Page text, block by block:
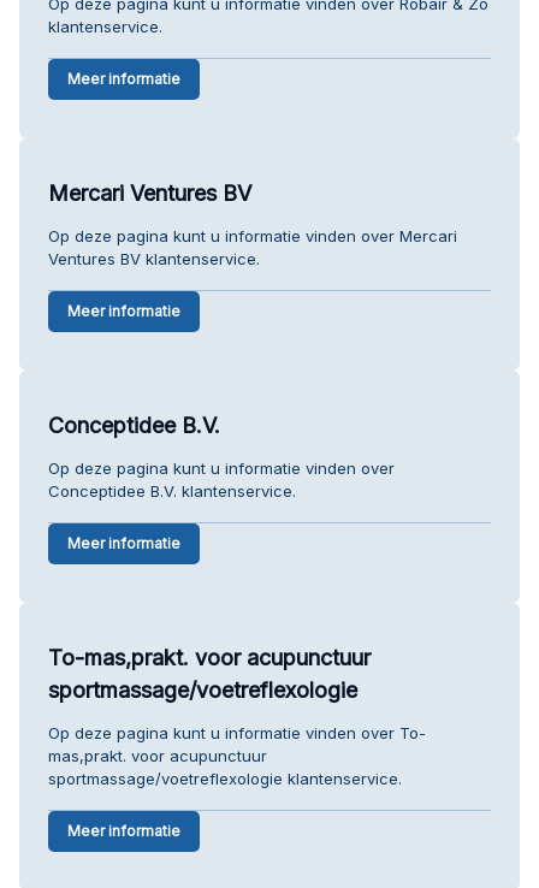
klantenservice.
Meer informatie
Mercari Ventures BV
Op deze pagina kunt u informatie vinden over Mercari
Ventures BV klantenservice.
Meer informatie
Conceptidee B.V.
Op deze pagina kunt u informatie vinden over
Conceptidee B.V. klantenservice.
Meer informatie
To-mas,prakt. voor acupunctuur
sportmassage/voetreflexologie
Op deze pagina kunt u informatie vinden over To-
mas,prakt. voor acupunctuur
sportmassage/voetreflexologie klantenservice.
Meer informatie